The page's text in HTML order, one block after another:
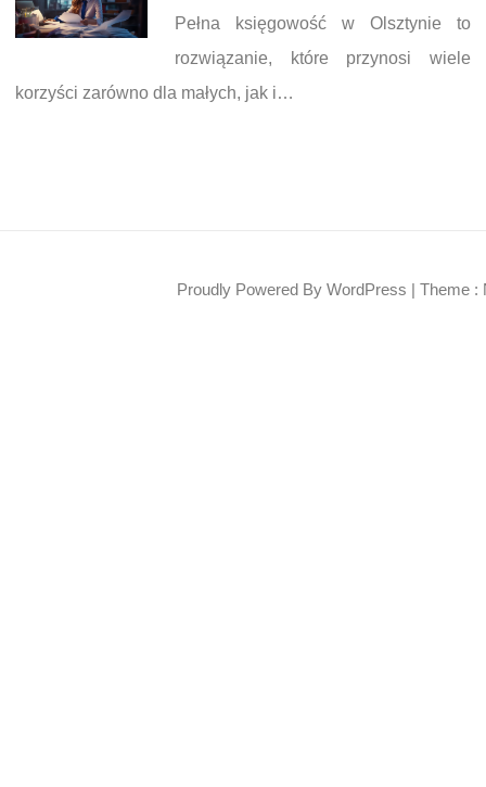
Pełna księgowość w Olsztynie to
rozwiązanie, które przynosi wiele
korzyści zarówno dla małych, jak i…
Proudly Powered By WordPress | Theme :